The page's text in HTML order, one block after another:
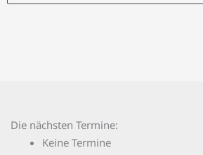
Die nächsten Termine:
Keine Termine